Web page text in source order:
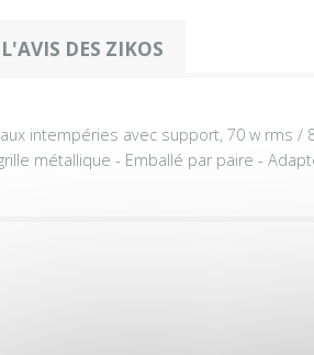
L'AVIS DES ZIKOS
intempéries avec support, 70 w rms
métallique - Emballé par paire -